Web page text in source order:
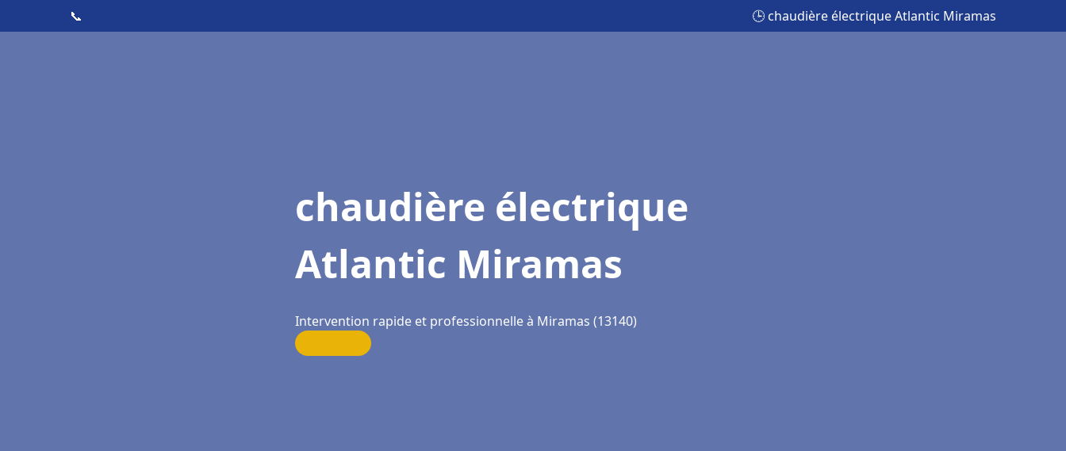
📞 🕒 chaudière électrique Atlantic Miramas
chaudière électrique
Atlantic Miramas
Intervention rapide et professionnelle à Miramas (13140)